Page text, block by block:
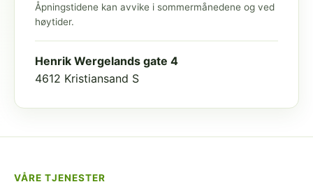
Åpningstidene kan avvike i sommermånedene og ved
høytider.
Henrik Wergelands gate 4
4612 Kristiansand S
VÅRE TJENESTER